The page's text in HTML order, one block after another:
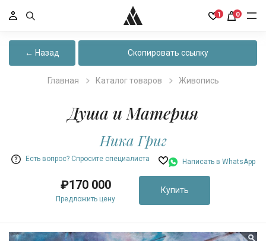
1 0
← Назад Скопировать ссылку
Главная Каталог товаров Живопись
Душа и Материя
Ника Григ
Есть вопрос? Спросите специалиста Написать в WhatsApp
₽170 000
Предложить цену
Купить